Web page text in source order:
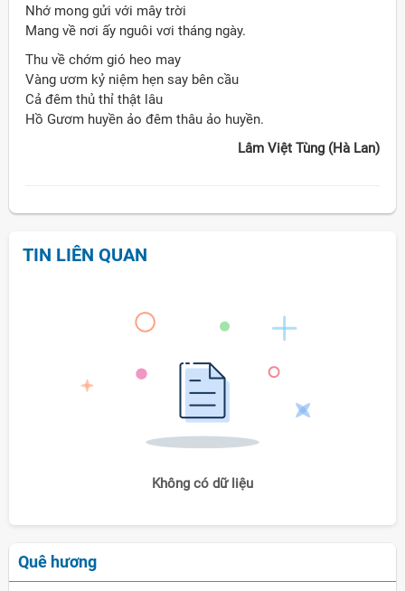
Nhớ mong gửi với mây trời
Mang về nơi ấy nguôi vơi tháng ngày.
Thu về chớm gió heo may
Vàng ươm kỷ niệm hẹn say bên cầu
Cả đêm thủ thỉ thật lâu
Hồ Gươm huyền ảo đêm thâu ảo huyền.
Lâm Việt Tùng (Hà Lan)
TIN LIÊN QUAN
Không có dữ liệu
Quê hương